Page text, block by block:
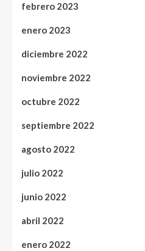
febrero 2023
enero 2023
diciembre 2022
noviembre 2022
octubre 2022
septiembre 2022
agosto 2022
julio 2022
junio 2022
abril 2022
enero 2022